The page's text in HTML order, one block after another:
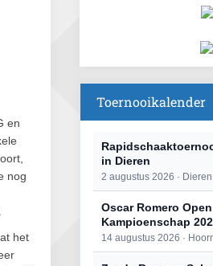
en
nog
het
Toernooikalender
in Dieren
2 augustus 2026 · Dieren
Oscar Romero
Kampioenschap
14 augustus 2026 ·